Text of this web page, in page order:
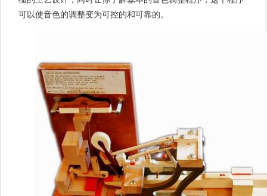
可以使音色的调整变为可控的和可靠的。